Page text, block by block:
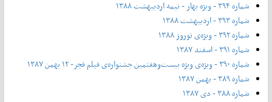
شماره ۳۹۴ - ویژه بهار - نیمه‌ اردیبهشت ۱۳۸۸
شماره ۳۹۳ - اردیبهشت ۱۳۸۸
شماره ۳۹۲ - ویژه‌ی نوروز ۱۳۸۸
شماره ۳۹۱ - اسفند ۱۳۸۷
شماره ۳۹۰ - ویژه‌ی ویژه بیست‌و‌هفتمین جشنواره‌ی فیلم فجر- ۱۲ بهمن ۱۳۸۷
شماره ۳۸۹ - بهمن ۱۳۸۷
شماره ۳۸۸ - دی ۱۳۸۷